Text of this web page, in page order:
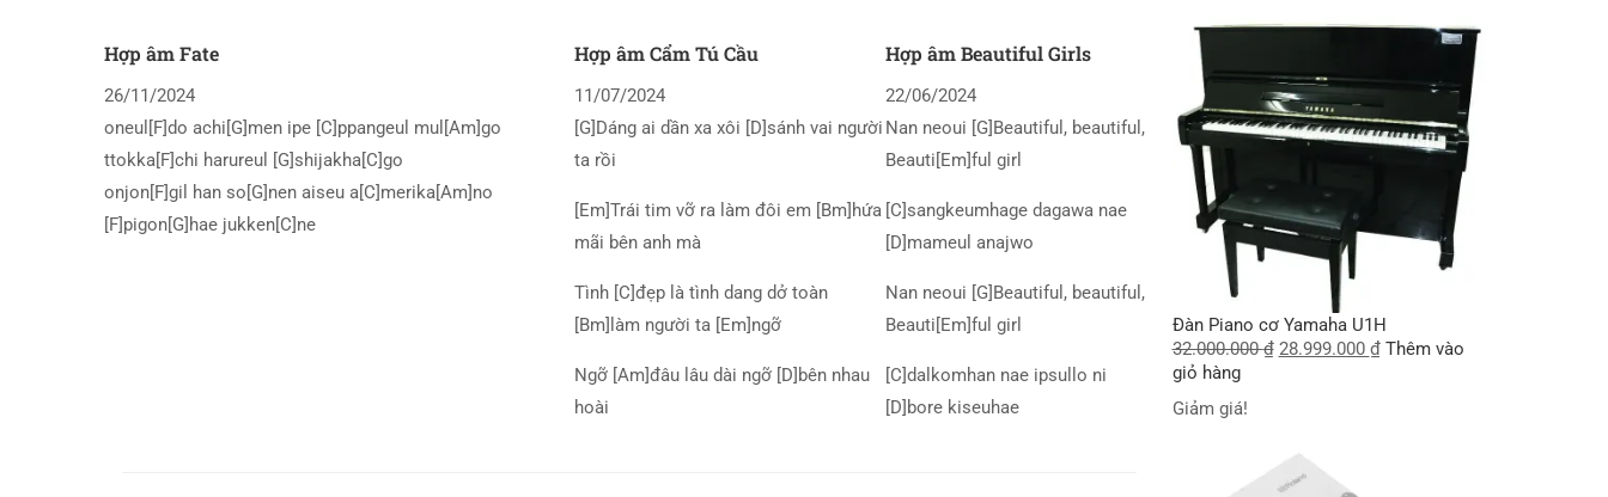
Hợp âm Fate
26/11/2024
oneul[F]do achi[G]men ipe [C]ppangeul mul[Am]go
ttokka[F]chi harureul [G]shijakha[C]go
onjon[F]gil han so[G]nen aiseu a[C]merika[Am]no
[F]pigon[G]hae jukken[C]ne
Hợp âm Cẩm Tú Cầu
11/07/2024
[G]Dáng ai dần xa xôi [D]sánh vai người
ta rồi
[Em]Trái tim vỡ ra làm đôi em [Bm]hứa
mãi bên anh mà
Tình [C]đẹp là tình dang dở toàn
[Bm]làm người ta [Em]ngỡ
Ngỡ [Am]đâu lâu dài ngỡ [D]bên nhau
hoài
Hợp âm Beautiful Girls
22/06/2024
Nan neoui [G]Beautiful, beautiful,
Beauti[Em]ful girl
[C]sangkeumhage dagawa nae
[D]mameul anajwo
Nan neoui [G]Beautiful, beautiful,
Beauti[Em]ful girl
[C]dalkomhan nae ipsullo ni
[D]bore kiseuhae
Đàn Piano cơ Yamaha U1H
32.000.000₫ 28.999.000 ₫ Thêm vào
giỏ hàng
Giảm giá!